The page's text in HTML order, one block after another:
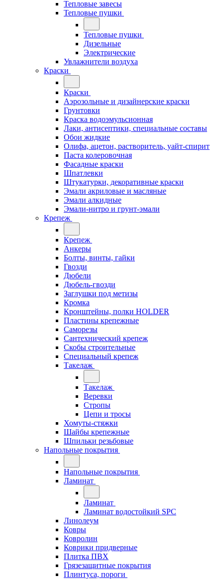
Тепловые завесы
Тепловые пушки
Тепловые пушки
Дизельные
Электрические
Увлажнители воздуха
Краски
Краски
Аэрозольные и дизайнерские краски
Грунтовки
Краска водоэмульсионная
Лаки, антисептики, специальные составы
Обои жидкие
Олифа, ацетон, растворитель, уайт-спирит
Паста колеровочная
Фасадные краски
Шпатлевки
Штукатурки, декоративные краски
Эмали акриловые и масляные
Эмали алкидные
Эмали-нитро и грунт-эмали
Крепеж
Крепеж
Анкеры
Болты, винты, гайки
Гвозди
Дюбели
Дюбель-гвозди
Заглушки под метизы
Кромка
Кронштейны, полки НОLDER
Пластины крепежные
Саморезы
Сантехнический крепеж
Скобы строительные
Специальный крепеж
Такелаж
Такелаж
Веревки
Стропы
Цепи и тросы
Хомуты-стяжки
Шайбы крепежные
Шпильки резьбовые
Напольные покрытия
Напольные покрытия
Ламинат
Ламинат
Ламинат водостойкий SPC
Линолеум
Ковры
Ковролин
Коврики придверные
Плитка ПВХ
Грязезащитные покрытия
Плинтуса, пороги